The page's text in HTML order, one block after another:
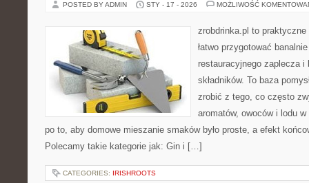
POSTED BY ADMIN STY - 17 - 2026 MOŻLIWOŚĆ
zrobdrinka.pl to
łatwo przygotować
restauracyjnego zaplecza
składników. To baza
zrobić z tego, co często
aromatów, owoców i lodu
po to, aby domowe mieszanie smaków było proste, a efekt
Polecamy takie kategorie jak: Gin i […]
CATEGORIES: IRISHROOTS